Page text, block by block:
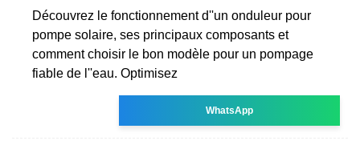
Découvrez le fonctionnement d''un onduleur pour
pompe solaire, ses principaux composants et
comment choisir le bon modèle pour un pompage
fiable de l''eau. Optimisez
WhatsApp